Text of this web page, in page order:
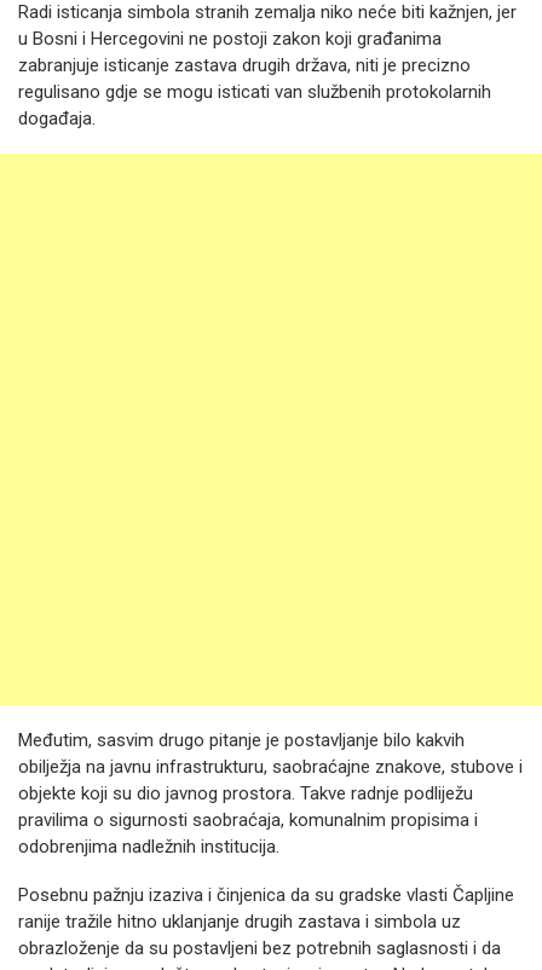
Radi isticanja simbola stranih zemalja niko neće biti kažnjen, jer
u Bosni i Hercegovini ne postoji zakon koji građanima
zabranjuje isticanje zastava drugih država, niti je precizno
regulisano gdje se mogu isticati van službenih protokolarnih
događaja.
Međutim, sasvim drugo pitanje je postavljanje bilo kakvih
obilježja na javnu infrastrukturu, saobraćajne znakove, stubove i
objekte koji su dio javnog prostora. Takve radnje podliježu
pravilima o sigurnosti saobraćaja, komunalnim propisima i
odobrenjima nadležnih institucija.
Posebnu pažnju izaziva i činjenica da su gradske vlasti Čapljine
ranije tražile hitno uklanjanje drugih zastava i simbola uz
obrazloženje da su postavljeni bez potrebnih saglasnosti i da